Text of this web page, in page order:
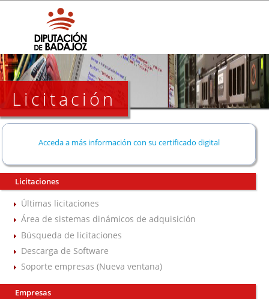
Licitación
Acceda a más información con su certificado digital
Licitaciones
Últimas licitaciones
Área de sistemas dinámicos de adquisición
Búsqueda de licitaciones
Descarga de Software
Soporte empresas (Nueva ventana)
Empresas